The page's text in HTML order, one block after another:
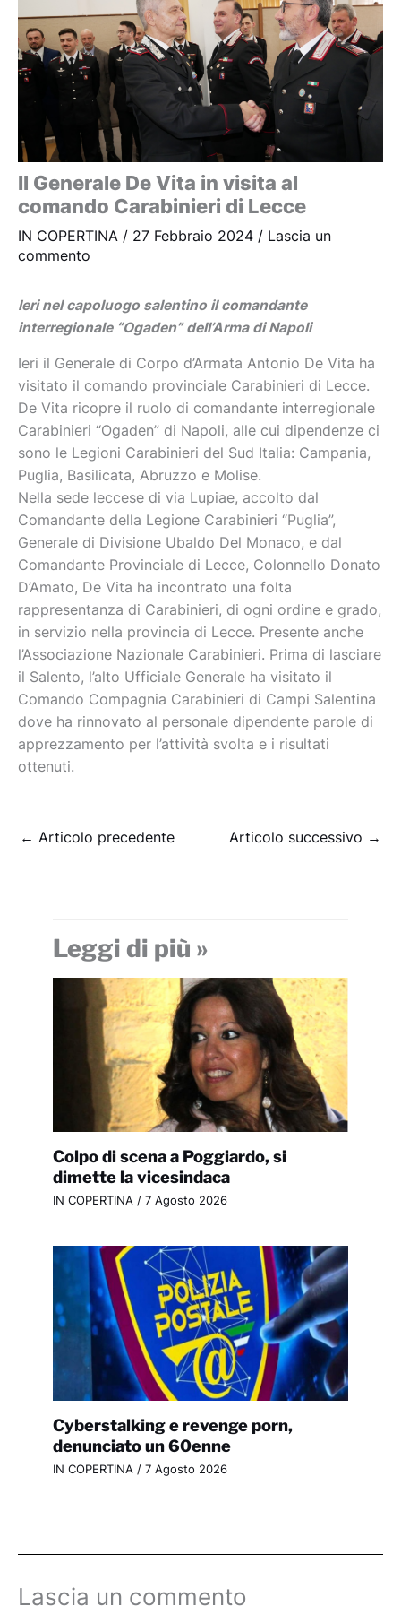
Il Generale De Vita in visita al
comando Carabinieri di Lecce
IN COPERTINA / 27 Febbraio 2024 / Lascia un
commento
Ieri nel capoluogo salentino il comandante
interregionale “Ogaden” dell’Arma di Napoli
Ieri il Generale di Corpo d’Armata Antonio De Vita ha
visitato il comando provinciale Carabinieri di Lecce.
De Vita ricopre il ruolo di comandante interregionale
Carabinieri “Ogaden” di Napoli, alle cui dipendenze ci
sono le Legioni Carabinieri del Sud Italia: Campania,
Puglia, Basilicata, Abruzzo e Molise.
Nella sede leccese di via Lupiae, accolto dal
Comandante della Legione Carabinieri “Puglia”,
Generale di Divisione Ubaldo Del Monaco, e dal
Comandante Provinciale di Lecce, Colonnello Donato
D’Amato, De Vita ha incontrato una folta
rappresentanza di Carabinieri, di ogni ordine e grado,
in servizio nella provincia di Lecce. Presente anche
l’Associazione Nazionale Carabinieri. Prima di lasciare
il Salento, l’alto Ufficiale Generale ha visitato il
Comando Compagnia Carabinieri di Campi Salentina
dove ha rinnovato al personale dipendente parole di
apprezzamento per l’attività svolta e i risultati
ottenuti.
← Articolo precedente Articolo successivo →
Leggi di più »
Colpo di scena a Poggiardo, si
dimette la vicesindaca
IN COPERTINA/ 7 Agosto 2026
Cyberstalking e revenge porn,
denunciato un 60enne
IN COPERTINA/ 7 Agosto 2026
Lascia un commento